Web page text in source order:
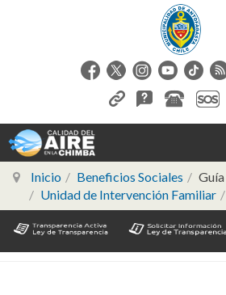
Inicio Beneficios Sociales
Unidad de Intervención Familiar